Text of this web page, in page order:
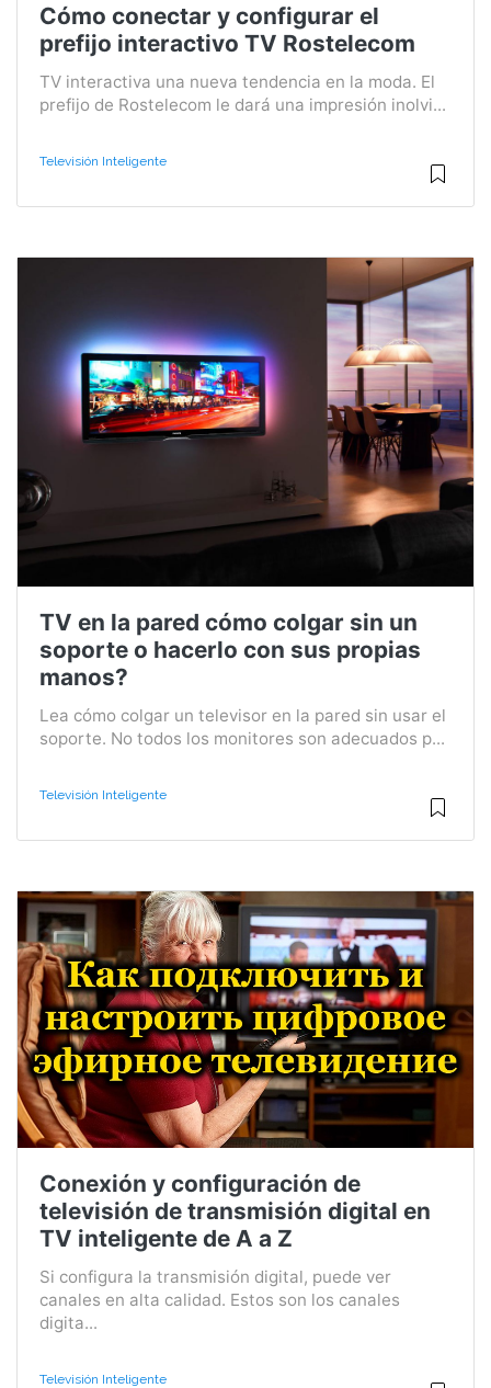
Cómo conectar y configurar el
prefijo interactivo TV Rostelecom
TV interactiva una nueva tendencia en la moda. El
prefijo de Rostelecom le dará una impresión inolvi...
Televisión Inteligente
TV en la pared cómo colgar sin un
soporte o hacerlo con sus propias
manos?
Lea cómo colgar un televisor en la pared sin usar el
soporte. No todos los monitores son adecuados p...
Televisión Inteligente
Conexión y configuración de
televisión de transmisión digital en
TV inteligente de A a Z
Si configura la transmisión digital, puede ver
canales en alta calidad. Estos son los canales
digita...
Televisión Inteligente